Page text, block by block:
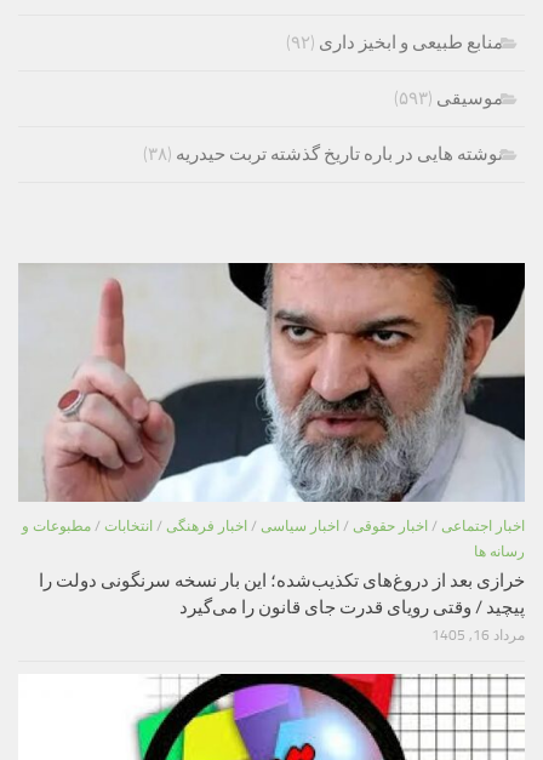
منابع طبیعی و ابخیز داری (۹۲)
موسیقی (۵۹۳)
نوشته هایی در باره تاریخ گذشته تربت حیدریه (۳۸)
اخبار اجتماعی / اخبار حقوقی / اخبار سیاسی / اخبار فرهنگی / انتخابات / مطبوعات و
رسانه ها
خرازی بعد از دروغ‌های تکذیب‌شده؛ این بار نسخه سرنگونی دولت را
پیچید / وقتی رویای قدرت جای قانون را می‌گیرد
مرداد 16, 1405